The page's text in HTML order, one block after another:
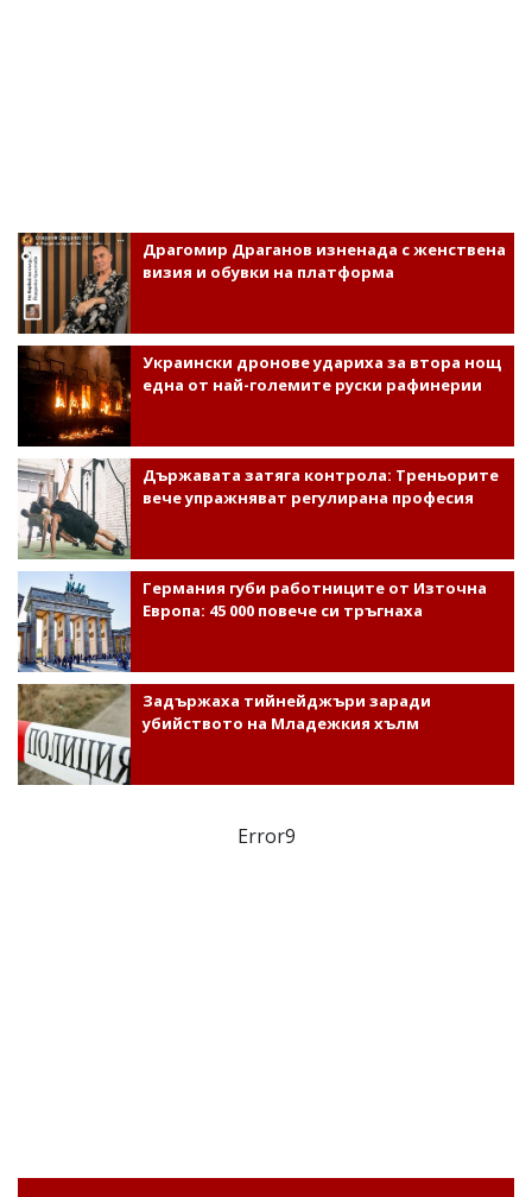
Драгомир Драганов изненада с женствена
визия и обувки на платформа
Украински дронове удариха за втора нощ
една от най-големите руски рафинерии
Държавата затяга контрола: Треньорите
вече упражняват регулирана професия
Германия губи работниците от Източна
Европа: 45 000 повече си тръгнаха
Задържаха тийнейджъри заради
убийството на Младежкия хълм
Error9